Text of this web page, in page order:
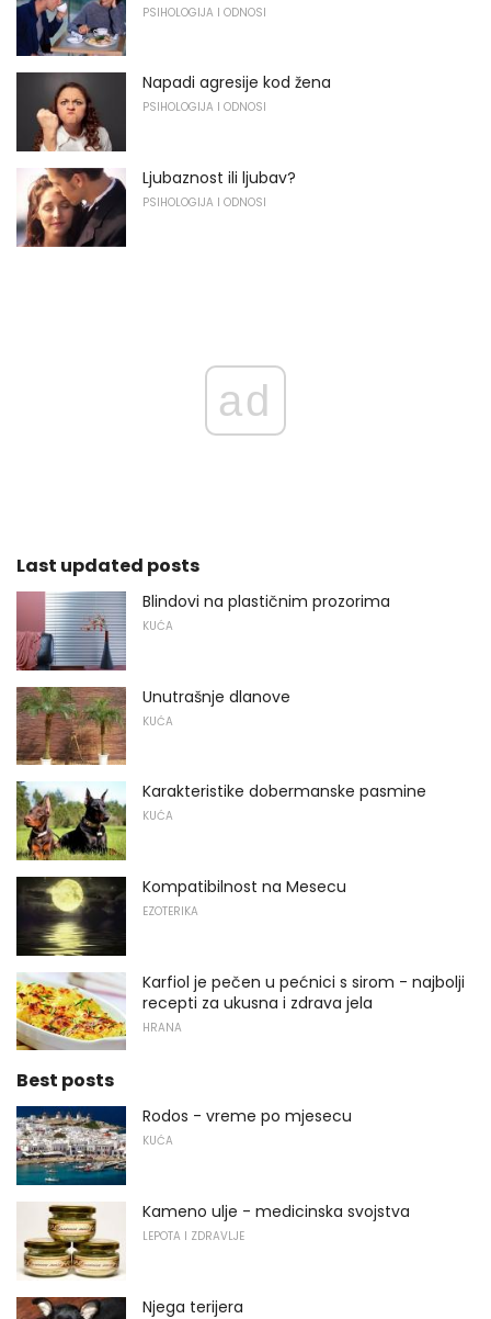
PSIHOLOGIJA I ODNOSI
Napadi agresije kod žena
PSIHOLOGIJA I ODNOSI
Ljubaznost ili ljubav?
PSIHOLOGIJA I ODNOSI
ad
Last updated posts
Blindovi na plastičnim prozorima
KUĆA
Unutrašnje dlanove
KUĆA
Karakteristike dobermanske pasmine
KUĆA
Kompatibilnost na Mesecu
EZOTERIKA
Karfiol je pečen u pećnici s sirom - najbolji
recepti za ukusna i zdrava jela
HRANA
Best posts
Rodos - vreme po mjesecu
KUĆA
Kameno ulje - medicinska svojstva
LEPOTA I ZDRAVLJE
Njega terijera